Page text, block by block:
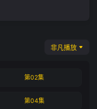
非凡播放
第02集
第04集